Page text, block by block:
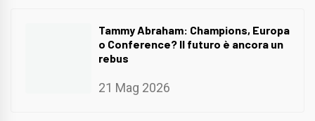
Tammy Abraham: Champions, Europa
o Conference? Il futuro è ancora un
rebus
21 Mag 2026